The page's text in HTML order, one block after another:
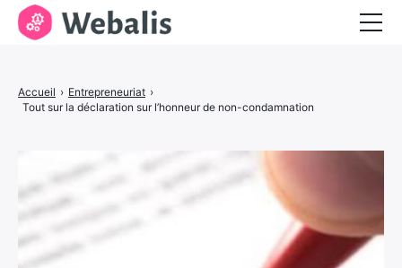
Accueil › Entrepreneuriat ›
Tout sur la déclaration sur l’honneur de non-condamnation
Services aux entreprises